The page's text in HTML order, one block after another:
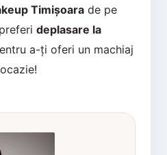
Timișoarade pe
deplasare la
a-ți oferi un machiaj